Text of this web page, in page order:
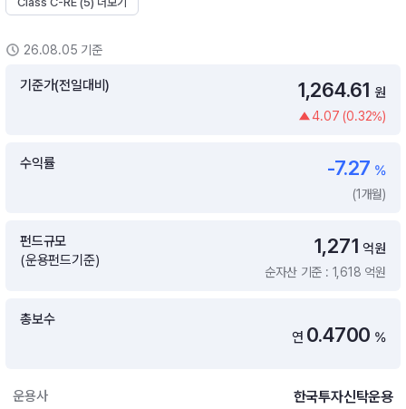
26.08.05 기준
기준가(전일대비) 1,264.61 원
4.07 (0.32%)
수익률 -7.27 %
(1개월)
펀드규모
(운용펀드기준)
1,271 억원
순자산 기준 : 1,618 억원
총보수
연 0.4700 %
운용사 한국투자신탁운용
추천 메뉴
ETF 랭킹
월배당 · 모으기 · 포트래빗 관리
월배당 포트
포트래빗 관리
미국 ETF 검색
ETF 비교
연금 ETF 검색
ETF트렌드 ETF 랭킹 · ETF 찾기 · 종목찾기
미국ETF테마
연금 펀드 검색
투자 라이브러리